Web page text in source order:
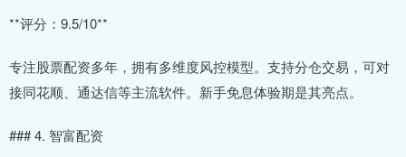
**评分：9.5/10**
专注股票配资多年，拥有多维度风控模型。支持分仓交易，可对
接同花顺、通达信等主流软件。新手免息体验期是其亮点。
### 4. 智富配资